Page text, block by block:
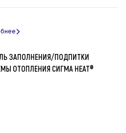
ЗАПОЛНЕНИЯ/ПОДПИТКИ
ОТОПЛЕНИЯ СИГМА HEAT®